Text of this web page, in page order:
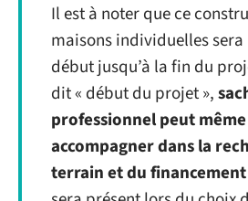
Il est à noter que ce
maisons individuelles sera
début jusqu’à la fin du
dit « début du projet »,
professionnel peut
accompagner dans la
terrain et du